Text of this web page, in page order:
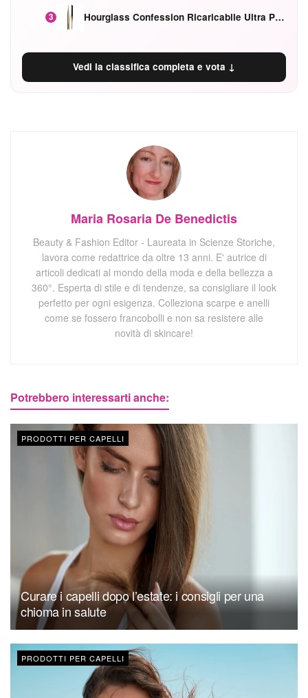
3 Hourglass Confession Ricaricabile Ultra Preciso Ad Alta Intensità Secretly Classic Red
Vedi la classifica completa e vota ↓
Maria Rosaria De Benedictis
Beauty & Fashion Editor - Laureata in Scienze Storiche,
lavora come redattrice da oltre 13 anni. E' autrice di
articoli dedicati al mondo della moda e della bellezza a
360°. Esperta di stile e di tendenze, sa consigliare il look
perfetto per ogni esigenza. Colleziona scarpe e anelli
come se fossero francobolli e non sa resistere alle
novità di skincare!
Potrebbero interessarti anche:
PRODOTTI PER CAPELLI
Curare i capelli dopo l’estate: i consigli per una
chioma in salute
PRODOTTI PER CAPELLI